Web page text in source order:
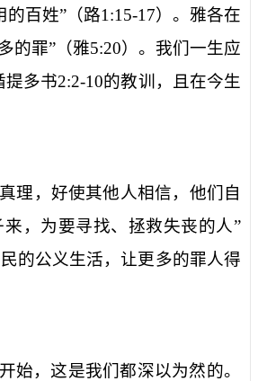
的百姓”（路1:15-17）。雅各在
的罪”（雅5:20）。我们一生应
提多书2:2-10的教训，且在今生
理，好使其他人相信，他们自
来，为要寻找、拯救失丧的人”
的公义生活，让更多的罪人得
开始，这是我们都深以为然的。